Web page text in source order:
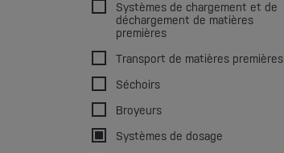
Systèmes de chargement et de
déchargement de matières
premières
Transport de matières premières
Séchoirs
Broyeurs
Systèmes de dosage